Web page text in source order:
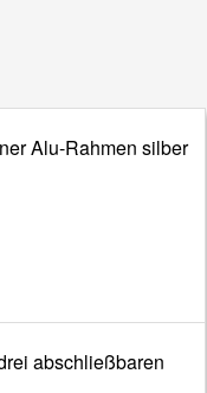
Alu-Rahmen silber
abschließbaren